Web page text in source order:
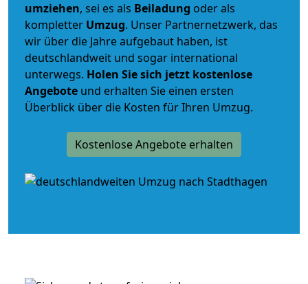
umziehen, sei es als Beiladung oder als
kompletter Umzug. Unser Partnernetzwerk, das
wir über die Jahre aufgebaut haben, ist
deutschlandweit und sogar international
unterwegs. Holen Sie sich jetzt kostenlose
Angebote und erhalten Sie einen ersten
Überblick über die Kosten für Ihren Umzug.
Kostenlose Angebote erhalten